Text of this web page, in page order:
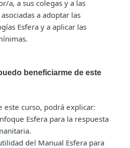
a, a sus colegas y a las
a adoptar las
Esfera y a aplicar las
beneficiarme de este
este curso, podrá explicar:
Esfera para la respuesta
del Manual Esfera para